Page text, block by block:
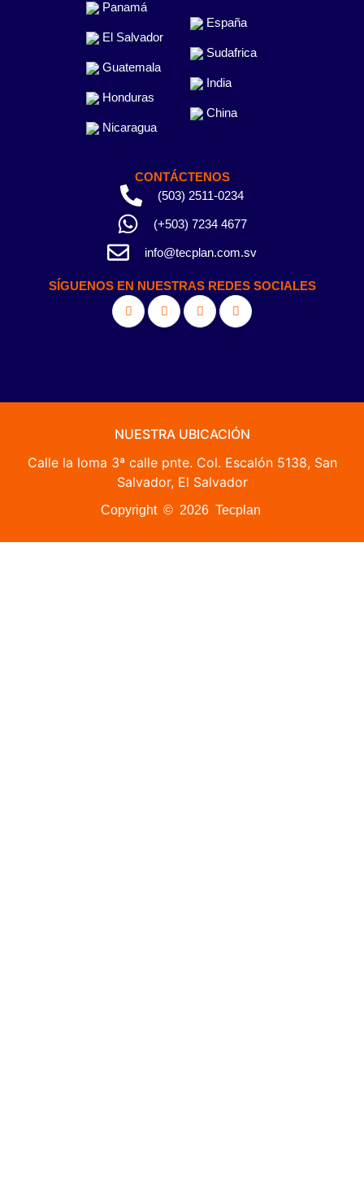
Panamá
El Salvador
Guatemala
Honduras
Nicaragua
España
Sudafrica
India
China
CONTÁCTENOS
(503) 2511-0234
(+503) 7234 4677
info@tecplan.com.sv
SÍGUENOS EN NUESTRAS REDES SOCIALES
NUESTRA UBICACIÓN
Calle la loma 3ª calle pnte. Col. Escalón 5138, San
Salvador, El Salvador
Copyright © 2026 Tecplan